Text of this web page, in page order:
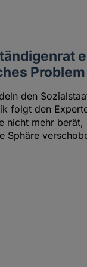
den
folgt den
nicht mehr
Sphäre